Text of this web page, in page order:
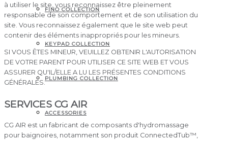
FINO COLLECTION
KEYPAD COLLECTION
PLUMBING COLLECTION
ACCESSORIES
à utiliser le site, vous reconnaissez être pleinement
responsable de son comportement et de son utilisation du
site. Vous reconnaissez également que le site web peut
contenir des éléments inappropriés pour les mineurs.
SI VOUS ÊTES MINEUR, VEUILLEZ OBTENIR L'AUTORISATION
DE VOTRE PARENT POUR UTILISER CE SITE WEB ET VOUS
ASSURER QU'IL/ELLE A LU LES PRÉSENTES CONDITIONS
GÉNÉRALES.
SERVICES CG AIR
CG AIR est un fabricant de composants d'hydromassage
pour baignoires, notamment son produit ConnectedTub™,